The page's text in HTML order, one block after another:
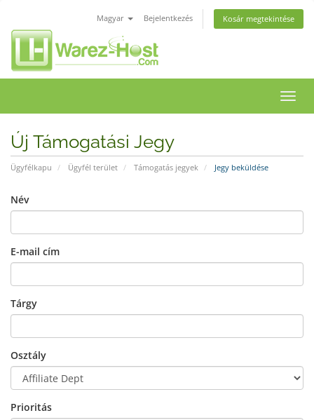
Magyar Bejelentkezés Kosár megtekintése
a
Új Támogatási Jegy
Ügyfélkapu Ügyfél terület Támogatás jegyek Jegy beküldése
Név
E-mail cím
Tárgy
Osztály
Prioritás